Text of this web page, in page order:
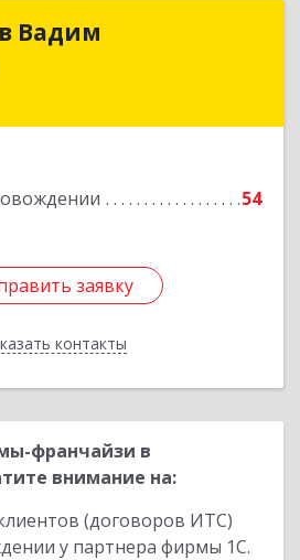
Вадим
54
заявку
контакты
ИП Епифанов Вадим
Подробнее
заявку
Назад
франчайзи в
внимание на:
(договоров ИТС)
у партнера фирмы 1С.